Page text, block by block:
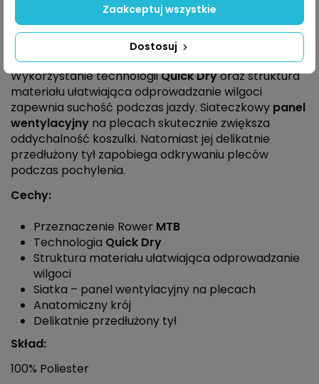
Endurance Jannie to damska koszulka rowerowa,
która idealnie sprawdzi się podczas wycieczek MTB.
Wykorzystanie technologiiQuick Dryoraz struktura
materiału ułatwiająca odprowadzanie wilgoci
zapewnia suchość podczas jazdy. Siateczkowy panel
wentylacyjny na plecach skutecznie zwiększa
oddychalność koszulki. Natomiast jej delikatnie
przedłużony tył zapobiega odkrywaniu pleców
podczas pochylenia.
Cechy:
Przeznaczenie Rower MTB
Technologia Quick Dry
Struktura materiału ułatwiająca odprowadzanie
wilgoci
Siatka – panel wentylacyjny na plecach
Anatomiczny krój
Delikatnie przedłużony tył
Skład:
100% Poliester
Dostosuj
Zaakceptuj wszystkie